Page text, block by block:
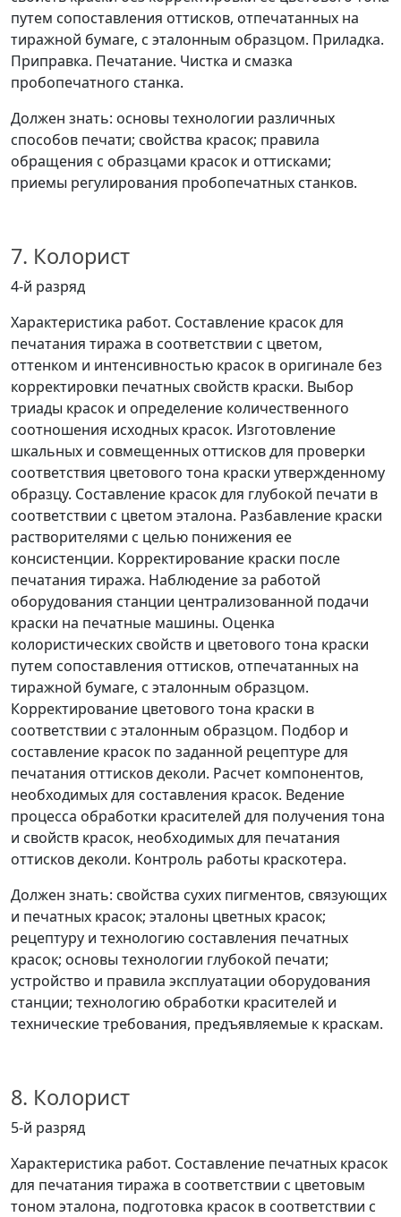
путем сопоставления оттисков, отпечатанных на
тиражной бумаге, с эталонным образцом. Приладка.
Приправка. Печатание. Чистка и смазка
пробопечатного станка.
Должен знать: основы технологии различных
способов печати; свойства красок; правила
обращения с образцами красок и оттисками;
приемы регулирования пробопечатных станков.
7. Колорист
4-й разряд
Характеристика работ. Составление красок для
печатания тиража в соответствии с цветом,
оттенком и интенсивностью красок в оригинале без
корректировки печатных свойств краски. Выбор
триады красок и определение количественного
соотношения исходных красок. Изготовление
шкальных и совмещенных оттисков для проверки
соответствия цветового тона краски утвержденному
образцу. Составление красок для глубокой печати в
соответствии с цветом эталона. Разбавление краски
растворителями с целью понижения ее
консистенции. Корректирование краски после
печатания тиража. Наблюдение за работой
оборудования станции централизованной подачи
краски на печатные машины. Оценка
колористических свойств и цветового тона краски
путем сопоставления оттисков, отпечатанных на
тиражной бумаге, с эталонным образцом.
Корректирование цветового тона краски в
соответствии с эталонным образцом. Подбор и
составление красок по заданной рецептуре для
печатания оттисков деколи. Расчет компонентов,
необходимых для составления красок. Ведение
процесса обработки красителей для получения тона
и свойств красок, необходимых для печатания
оттисков деколи. Контроль работы краскотера.
Должен знать: свойства сухих пигментов, связующих
и печатных красок; эталоны цветных красок;
рецептуру и технологию составления печатных
красок; основы технологии глубокой печати;
устройство и правила эксплуатации оборудования
станции; технологию обработки красителей и
технические требования, предъявляемые к краскам.
8. Колорист
5-й разряд
Характеристика работ. Составление печатных красок
для печатания тиража в соответствии с цветовым
тоном эталона, подготовка красок в соответствии с